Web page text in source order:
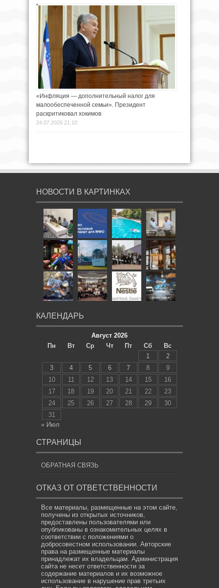
«Инфляция — дополнительный налог для
малообеспеченной семьи». Президент
раскритиковал хокимов
24.07.2026 21:10
НОВОСТИ В КАРТИНКАХ
КАЛЕНДАРЬ
Август 2026
Пн
Вт Ср Чт Пт Сб
Вс
1
2
3
4 5 6 7 8
9
10
11 12 13 14 15
16
17
18 19 20 21 22
23
24
25 26 27 28 29
30
31
« Июл
СТРАНИЦЫ
ОБРАТНАЯ СВЯЗЬ
ОТКАЗ ОТ ОТВЕТСТВЕННОСТИ
Все материалы, размещенные на этом сайте,
получены из открытых источников,
предоставлены пользователями или
опубликованы в ознакомительных целях в
соответствии с положениями о
добросовестном использовании. Авторские
права на размещенные материалы
принадлежат их владельцам. Администрация
сайта не несет ответственности за
содержание материалов и их возможное
использование в нарушение прав третьих